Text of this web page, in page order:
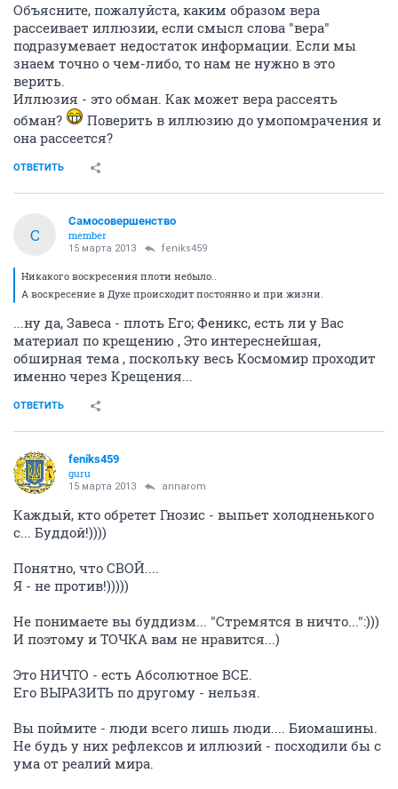
Объясните, пожалуйста, каким образом вера
рассеивает иллюзии, если смысл слова "вера"
подразумевает недостаток информации. Если мы
знаем точно о чем-либо, то нам не нужно в это
верить.
Иллюзия - это обман. Как может вера рассеять
обман?
Поверить в иллюзию до умопомрачения и
она рассеется?
ОТВЕТИТЬ
С
Самосовершенство
member
15 марта 2013 feniks459
Никакого воскресения плоти небыло..
А воскресение в Духе происходит постоянно и при жизни.
...ну да, Завеса - плоть Его; Феникс, есть ли у Вас
материал по крещению , Это интереснейшая,
обширная тема , поскольку весь Космомир проходит
именно через Крещения...
ОТВЕТИТЬ
feniks459
guru
15 марта 2013 annarom
Каждый, кто обретет Гнозис - выпьет холодненького
с... Буддой!))))
Понятно, что СВОЙ....
Я - не против!)))))
Не понимаете вы буддизм... "Стремятся в ничто...":)))
И поэтому и ТОЧКА вам не нравится...)
Это НИЧТО - есть Абсолютное ВСЕ.
Его ВЫРАЗИТЬ по другому - нельзя.
Вы поймите - люди всего лишь люди.... Биомашины.
Не будь у них рефлексов и иллюзий - посходили бы с
ума от реалий мира.